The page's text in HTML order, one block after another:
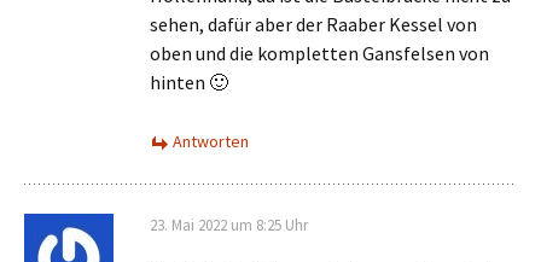
sehen, dafür aber der Raaber Kessel von
oben und die kompletten Gansfelsen von
hinten 🙂
Antworten
23. Mai 2022 um 8:25 Uhr